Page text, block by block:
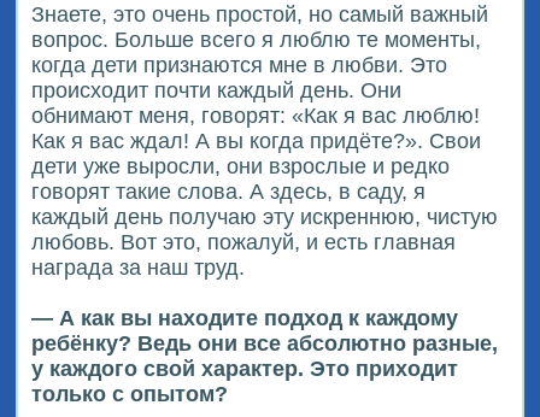
Знаете, это очень простой, но самый важный
вопрос. Больше всего я люблю те моменты,
когда дети признаются мне в любви. Это
происходит почти каждый день. Они
обнимают меня, говорят: «Как я вас люблю!
Как я вас ждал! А вы когда придёте?». Свои
дети уже выросли, они взрослые и редко
говорят такие слова. А здесь, в саду, я
каждый день получаю эту искреннюю, чистую
любовь. Вот это, пожалуй, и есть главная
награда за наш труд.
— А как вы находите подход к каждому
ребёнку? Ведь они все абсолютно разные,
у каждого свой характер. Это приходит
только с опытом?